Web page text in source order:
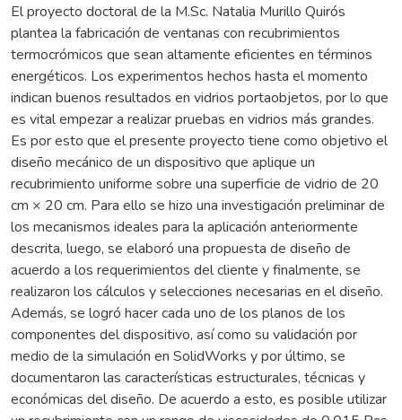
El proyecto doctoral de la M.Sc. Natalia Murillo Quirós
plantea la fabricación de ventanas con recubrimientos
termocrómicos que sean altamente eficientes en términos
energéticos. Los experimentos hechos hasta el momento
indican buenos resultados en vidrios portaobjetos, por lo que
es vital empezar a realizar pruebas en vidrios más grandes.
Es por esto que el presente proyecto tiene como objetivo el
diseño mecánico de un dispositivo que aplique un
recubrimiento uniforme sobre una superficie de vidrio de 20
cm × 20 cm. Para ello se hizo una investigación preliminar de
los mecanismos ideales para la aplicación anteriormente
descrita, luego, se elaboró una propuesta de diseño de
acuerdo a los requerimientos del cliente y finalmente, se
realizaron los cálculos y selecciones necesarias en el diseño.
Además, se logró hacer cada uno de los planos de los
componentes del dispositivo, así como su validación por
medio de la simulación en SolidWorks y por último, se
documentaron las características estructurales, técnicas y
económicas del diseño. De acuerdo a esto, es posible utilizar